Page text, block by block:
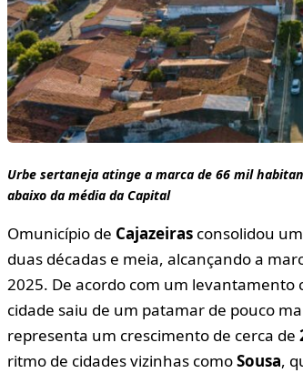
Urbe sertaneja atinge a marca de 66 mil
abaixo da média da Capital
Omunicípio de Cajazeiras consolidou
duas décadas e meia, alcançando a
2025. De acordo com um levantamento
cidade saiu de um patamar de pouco
representa um crescimento de cerca de
ritmo de cidades vizinhas comoSousa,